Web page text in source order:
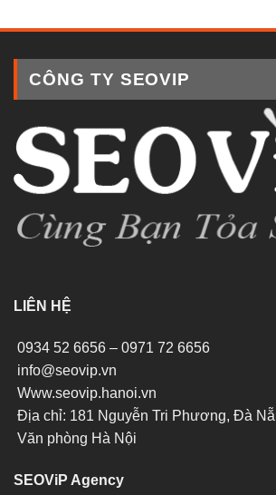
CÔNG TY SEOVIP
LIÊN HỆ
0934 52 6656 – 0971 72 6656
info@seovip.vn
Www.seovip.hanoi.vn
Địa chỉ: 181 Nguyễn Tri Phương, Đà
Văn phòng Hà Nội
SEOViP Agency